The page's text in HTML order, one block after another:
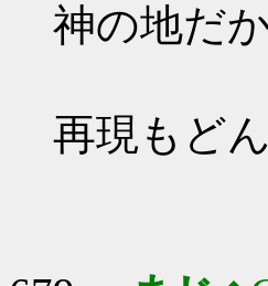
神の地だ
再現もど